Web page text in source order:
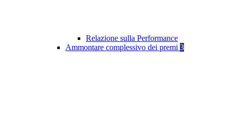
Relazione sulla Performance
Ammontare complessivo dei premi 3